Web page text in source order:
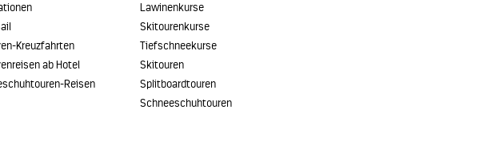
Kreuzfahrten
ab Hotel
Reisen
Lawinenkurse
Skitourenkurse
Tiefschneekurse
Skitouren
Splitboardtouren
Schneeschuhtouren